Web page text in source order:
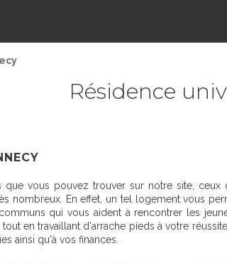
Résidence
que vous pouvez trouver sur notre site,
nombreux. En effet, un tel logement vous
qui vous aident à rencontrer les
en travaillant d'arrache pieds à votre
ainsi qu'à vos finances.